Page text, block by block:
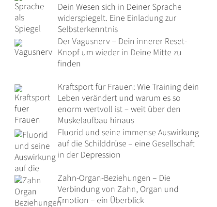
Dein Wesen sich in Deiner Sprache
widerspiegelt. Eine Einladung zur
Selbsterkenntnis
Der Vagusnerv – Dein innerer Reset-
Knopf um wieder in Deine Mitte zu
finden
Kraftsport für Frauen: Wie Training dein
Leben verändert und warum es so
enorm wertvoll ist – weit über den
Muskelaufbau hinaus
Fluorid und seine immense Auswirkung
auf die Schilddrüse – eine Gesellschaft
in der Depression
Zahn-Organ-Beziehungen – Die
Verbindung von Zahn, Organ und
Emotion – ein Überblick